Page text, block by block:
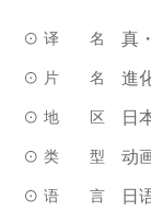
译名 真
片名 進
地区 日
类型 动
语言 日